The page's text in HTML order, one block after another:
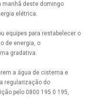
manhã deste domingo
elétrica.
equipes para restabelecer o
de energia, o
gradativa.
a água de cisterna e
regularização do
pelo 0800 195 0 195,